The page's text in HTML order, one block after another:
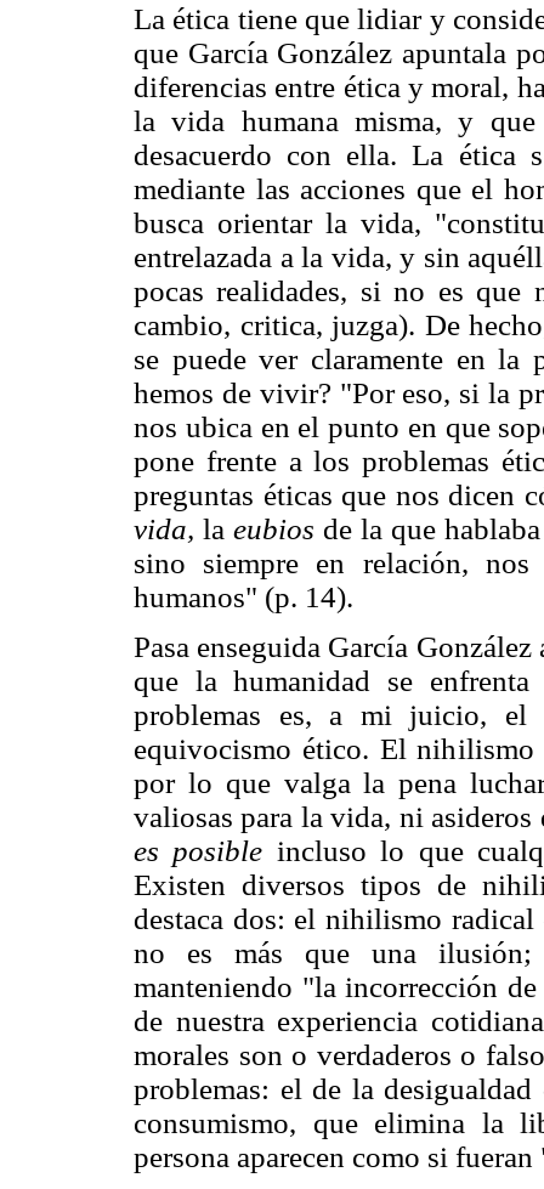
La ética tiene que lidiar y
que García González apuntala
diferencias entre ética y moral,
la vida humana misma, y
desacuerdo con ella. La ética
mediante las acciones que el
busca orientar la vida,
entrelazada a la vida, y sin
pocas realidades, si no es que
cambio, critica, juzga). De
se puede ver claramente en la
hemos de vivir? "Por eso, si la
nos ubica en el punto en que
pone frente a los problemas
preguntas éticas que nos dicen
vida, la eubios de la que
sino siempre en relación, nos
humanos" (p. 14).
Pasa enseguida García
que la humanidad se
problemas es, a mi juicio, el
equivocismo ético. El
por lo que valga la pena
valiosas para la vida, ni
es posible incluso lo que
Existen diversos tipos de
destaca dos: el nihilismo
no es más que una
manteniendo "la incorrección
de nuestra experiencia
morales son o verdaderos o
problemas: el de la
consumismo, que elimina la
persona aparecen como si